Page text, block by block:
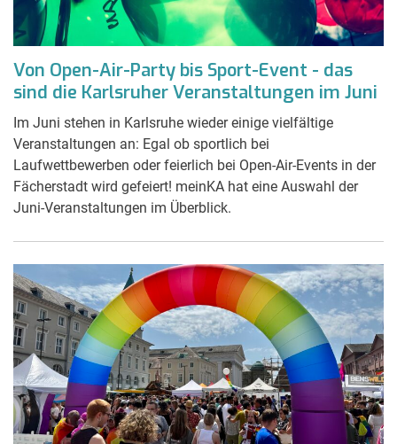
Von Open-Air-Party bis Sport-Event - das
sind die Karlsruher Veranstaltungen im Juni
Im Juni stehen in Karlsruhe wieder einige vielfältige
Veranstaltungen an: Egal ob sportlich bei
Laufwettbewerben oder feierlich bei Open-Air-Events in der
Fächerstadt wird gefeiert! meinKA hat eine Auswahl der
Juni-Veranstaltungen im Überblick.